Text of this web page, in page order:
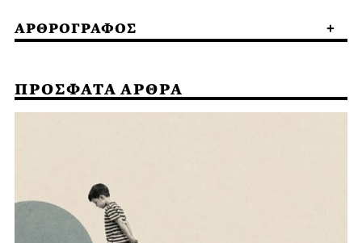
ΑΡΘΡΟΓΡΑΦΟΣ
ΠΡΟΣΦΑΤΑ ΑΡΘΡΑ